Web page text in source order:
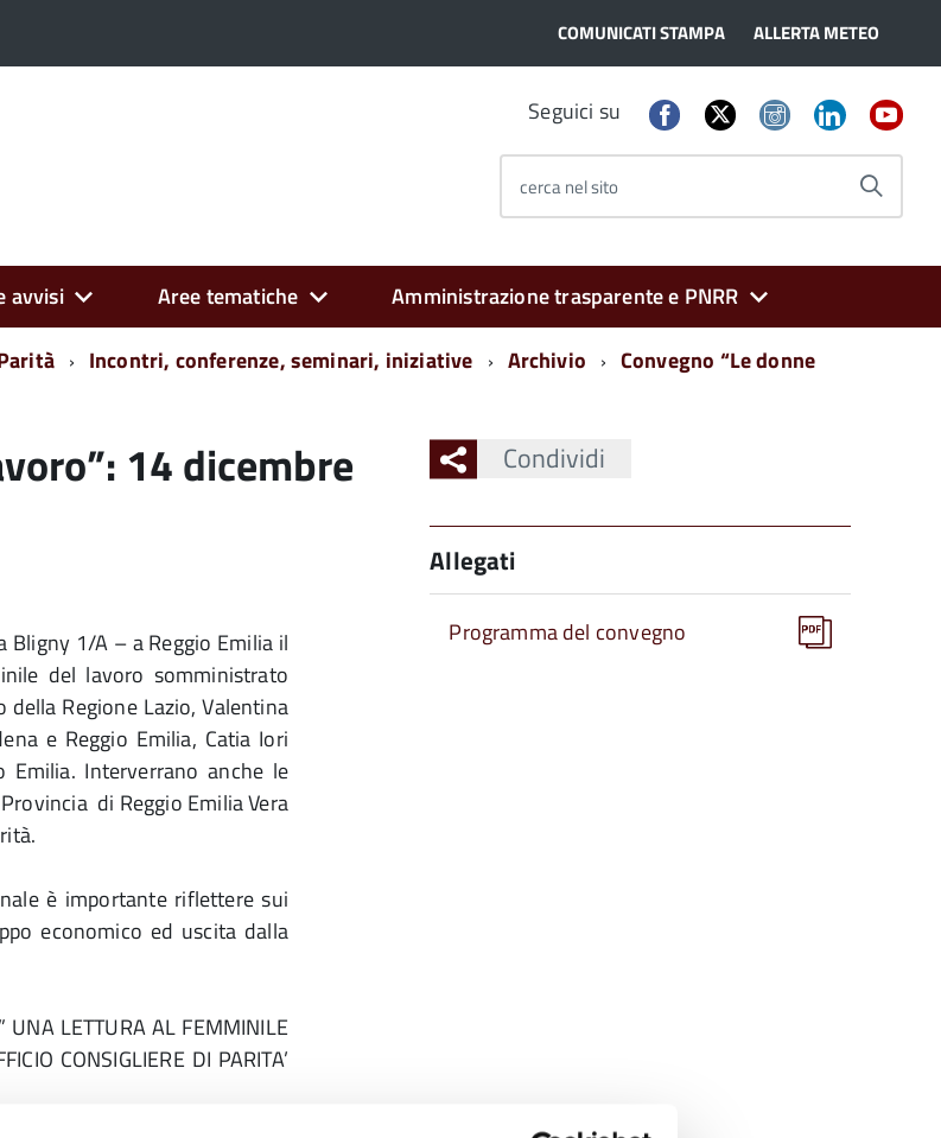
COMUNICATI STAMPA ALLERTA METEO
Seguici su
cerca nel sito
avvisi Aree tematiche
Amministrazione trasparente e PNRR
Incontri, conferenze, seminari, iniziative Archivio Convegno “Le donne
14 dicembre
1/A – a Reggio Emilia il
del lavoro somministrato
Regione Lazio, Valentina
e Reggio Emilia, Catia Iori
Emilia. Interverrano anche le
di Reggio Emilia Vera
è importante riflettere sui
economico ed uscita dalla
LETTURA AL FEMMINILE
CONSIGLIERE DI PARITA’
Condividi
Allegati
Programma del convegno